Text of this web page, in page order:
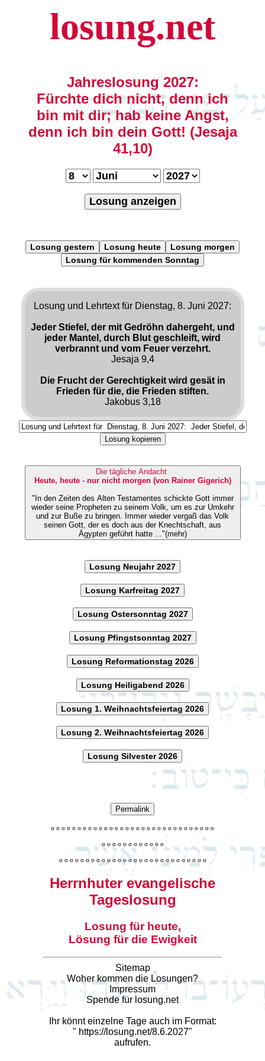
losung.net
Jahreslosung 2027:
Fürchte dich nicht, denn ich
bin mit dir; hab keine Angst,
denn ich bin dein Gott! (Jesaja
41,10)
Losung anzeigen
Losung gestern Losung heute
Losung morgen
Losung für kommenden Sonntag
Losung und Lehrtext für Dienstag, 8. Juni 2027:
Jeder Stiefel, der mit Gedröhn dahergeht, und
jeder Mantel, durch Blut geschleift, wird
verbrannt und vom Feuer verzehrt.
Jesaja 9,4
Die Frucht der Gerechtigkeit wird gesät in
Frieden für die, die Frieden stiften.
Jakobus 3,18
Losung kopieren
Die tägliche Andacht
Heute, heute - nur nicht morgen (von Rainer Gigerich)
"In den Zeiten des Alten Testamentes schickte Gott immer
wieder seine Propheten zu seinem Volk, um es zur Umkehr
und zur Buße zu bringen. Immer wieder vergaß das Volk
seinen Gott, der es doch aus der Knechtschaft, aus
Ägypten geführt hatte ..."(mehr)
Losung Neujahr 2027
Losung Karfreitag 2027
Losung Ostersonntag 2027
Losung Pfingstsonntag 2027
Losung Reformationstag 2026
Losung Heiligabend 2026
Losung 1. Weihnachtsfeiertag 2026
Losung 2. Weihnachtsfeiertag 2026
Losung Silvester 2026
Permalink
o o o o o o o o o o o o o o o o o o o o o o o o o o o o o o o
o o o o o o o o o o o o
o o o o o o o o o o o o o o o o o o o o o o o o o o o o
Herrnhuter evangelische
Tageslosung
Losung für heute,
Lösung für die Ewigkeit
Sitemap
Woher kommen die Losungen?
Impressum
Spende für losung.net
Ihr könnt einzelne Tage auch im Format:
" https://losung.net/8.6.2027"
aufrufen.